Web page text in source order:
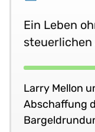
Ein Leben
Larry Mellon
Abschaffung